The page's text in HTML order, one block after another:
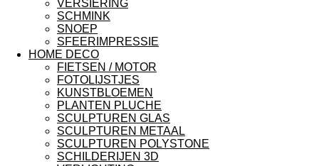
VERSIERING
SCHMINK
SNOEP
SFEERIMPRESSIE
HOME DECO
FIETSEN / MOTOR
FOTOLIJSTJES
KUNSTBLOEMEN
PLANTEN PLUCHE
SCULPTUREN GLAS
SCULPTUREN METAAL
SCULPTUREN POLYSTONE
SCHILDERIJEN 3D